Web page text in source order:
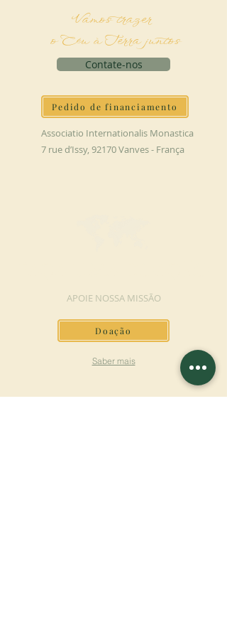
Vamos trazer
o Céu à Terra juntos
Contate-nos
Pedido de financiamento
Associatio Internationalis Monastica
7 rue d’Issy, 92170 Vanves - França
APOIE NOSSA MISSÃO
Doação
Saber mais
ASSINAR A